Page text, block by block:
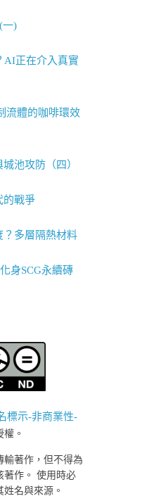
一)
AI正在介入真實
流體的咖啡環效
池攻防（四）
的戰爭
？多層隔熱材料
身SCG永續磚
標示-非商業性-
權。
輸著作，但不得為
著作。 使用時必
名與來源。